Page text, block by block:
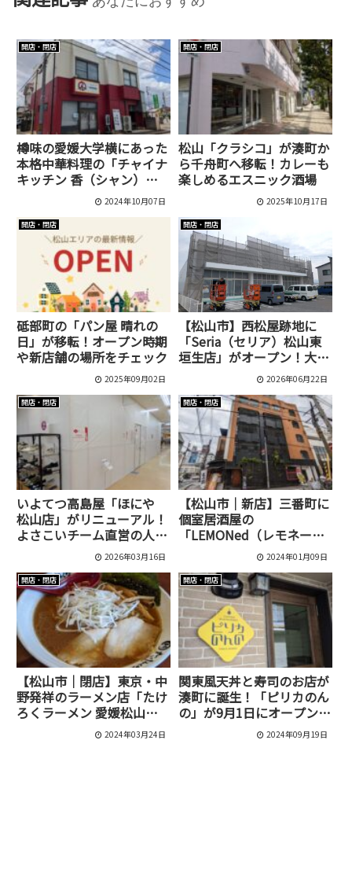
開店・閉店
樽味の愛媛大学横にあった
本格中華料理の「チャイナ
キッチン 香（シャン）」
が閉店していました！
2024年10月07日
開店・閉店
松山「クラシコ」が湊町か
ら千舟町へ移転！カレーも
楽しめるエスニック酒場
2025年10月17日
開店・閉店
砥部町の「パン屋 晴れの
日」が移転！オープン時期
や新店舗の場所をチェック
2025年09月02日
開店・閉店
【松山市】西松屋跡地に
「Seria（セリア）松山東
垣生店」がオープン！大型
店舗として7月10日開店予
2026年06月22日
開店・閉店
いよてつ高島屋「ほにや
松山店」がリニューアル！
よさこいチーム直営の人気
2026年03月16日
開店・閉店
【松山市｜新店】三番町に
個室居酒屋の
「LEMONed（レモネー
ド）」が1月16日にオープ
2024年01月09日
開店・閉店
【松山市｜閉店】東京・中
野発祥のラーメン店「たけ
ろくラーメン 愛媛松山
店」が3月31日で閉店！
2024年03月24日
開店・閉店
関東風天丼と寿司のお店が
湊町に誕生！「ピリカのん
の」が9月1日にオープンし
2024年09月19日